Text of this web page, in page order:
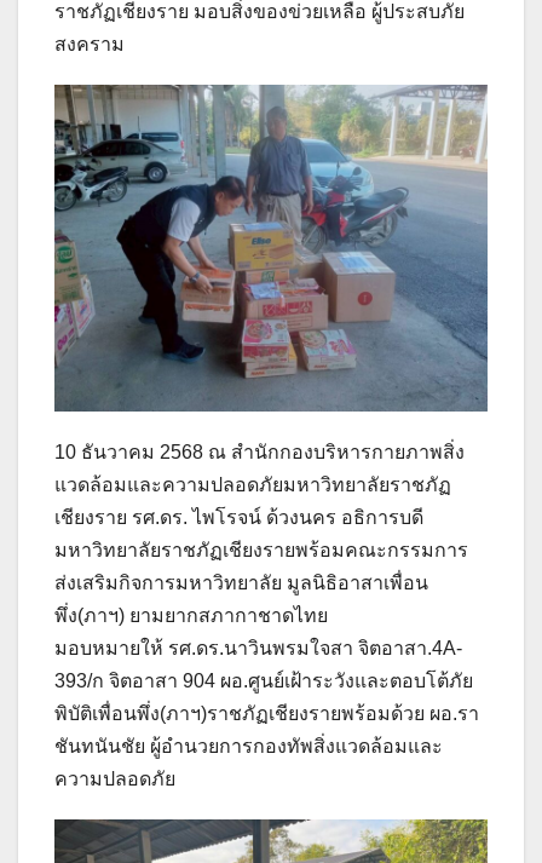
ราชภัฏเชียงราย มอบสิ่งของข่วยเหลือ ผู้ประสบภัย
สงคราม
10 ธันวาคม 2568 ณ สำนักกองบริหารกายภาพสิ่ง
แวดล้อมและความปลอดภัยมหาวิทยาลัยราชภัฏ
เชียงราย รศ.ดร. ไพโรจน์ ด้วงนคร อธิการบดี
มหาวิทยาลัยราชภัฏเชียงรายพร้อมคณะกรรมการ
ส่งเสริมกิจการมหาวิทยาลัย มูลนิธิอาสาเพื่อน
พึ่ง(ภาฯ) ยามยากสภากาชาดไทย
มอบหมายให้ รศ.ดร.นาวินพรมใจสา จิตอาสา.4A-
393/ก จิตอาสา 904 ผอ.ศูนย์เฝ้าระวังและตอบโต้ภัย
พิบัติเพื่อนพึ่ง(ภาฯ)ราชภัฏเชียงรายพร้อมด้วย ผอ.รา
ชันทนันชัย ผู้อำนวยการกองทัพสิ่งแวดล้อมและ
ความปลอดภัย